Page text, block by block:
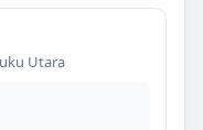
Utara